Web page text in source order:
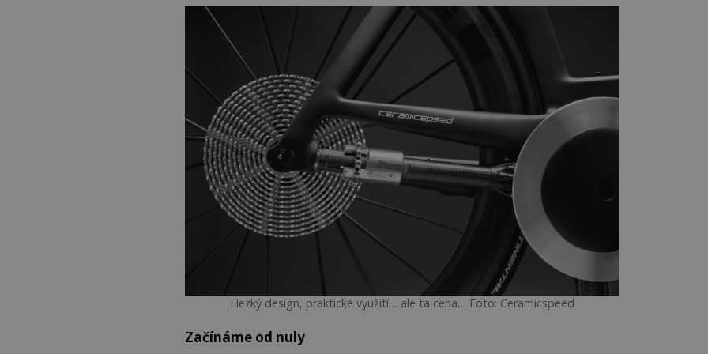
Hezký design, praktické využití… ale ta cena… Foto: Ceramicspeed
Začínáme od nuly